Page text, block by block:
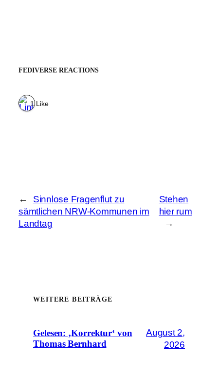
FEDIVERSE REACTIONS
1 Like
←
Sinnlose Fragenflut zu
sämtlichen NRW-Kommunen im
Landtag
Stehen
hier rum
→
WEITERE BEITRÄGE
Gelesen: ‚Korrektur‘ von
Thomas Bernhard
August 2,
2026